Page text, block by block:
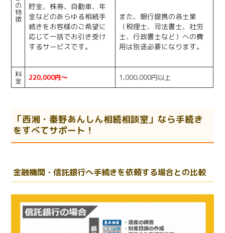
の
特
徴
貯金、株券、自動車、年
金などのあらゆる相続手
続きをお客様のご希望に
応じて一括でお引き受け
するサービスです。
また、銀行提携の各士業
（税理士、司法書士、社労
士、行政書士など）への費
用は別途必要になります。
料
金 220,000円～ 1,000,000円以上
「西湘・秦野あんしん相続相談室」なら手続き
をすべてサポート！
金融機関・信託銀行へ手続きを依頼する場合との比較